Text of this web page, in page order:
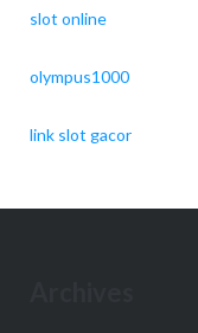
slot online
olympus1000
link slot gacor